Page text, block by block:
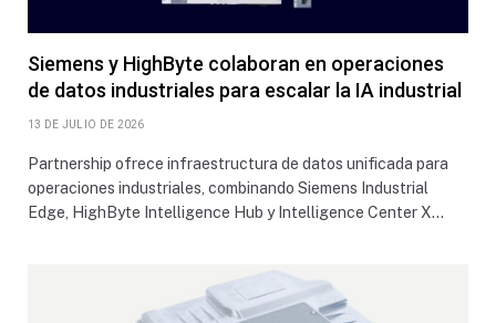
Siemens y HighByte colaboran en operaciones
de datos industriales para escalar la IA industrial
13 DE JULIO DE 2026
Partnership ofrece infraestructura de datos unificada para
operaciones industriales, combinando Siemens Industrial
Edge, HighByte Intelligence Hub y Intelligence Center X…